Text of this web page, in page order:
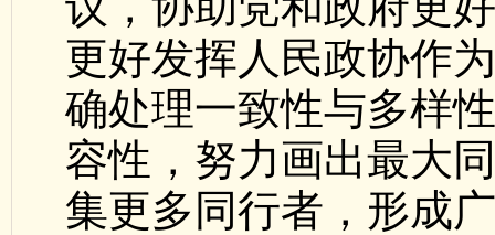
更好发挥人民政协作
确处理一致性与多样
容性，努力画出最大
集更多同行者，形成